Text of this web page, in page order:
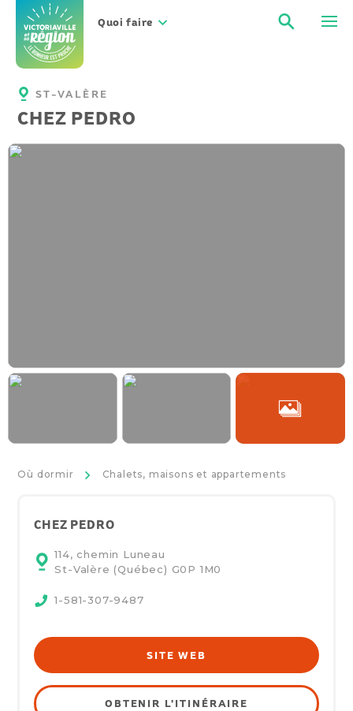
contenu
Quoi faire
ST-VALÈRE
CHEZ PEDRO
Où dormir >
Chalets, maisons et appartements
CHEZ PEDRO
114, chemin Luneau
St-Valère (Québec) G0P 1M0
1-581-307-9487
SITE WEB
OBTENIR L'ITINÉRAIRE